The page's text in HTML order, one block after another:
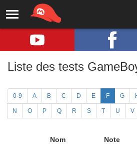
Liste des tests
0-9 A B C D E F G
N O P Q R S T U V
Nom Note